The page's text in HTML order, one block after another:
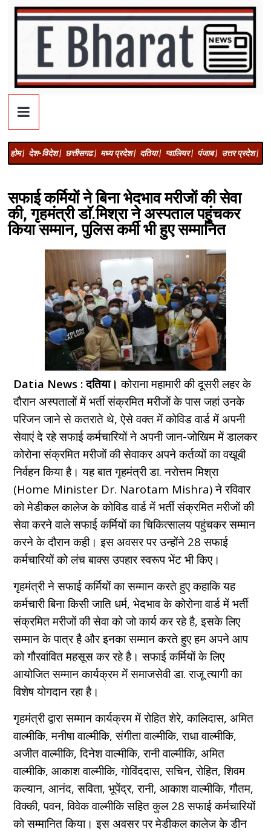
होम | देश-विदेश | छत्तीसगढ | मध्य प्रदेश | दतिया | ग्वालियर | पंजाब | उत्तर प्रदेश |
सफाई कर्मियों ने बिना भेदभाव मरीजों की सेवा
की, गृहमंत्री डाॅ.मिश्रा ने अस्पताल पहुंचकर
किया सम्मान, पुलिस कर्मी भी हुए सम्मानित
Datia News : दतिया। कोराना महामारी की दूसरी लहर के
दौरान अस्पतालों में भर्ती संक्रमित मरीजों के पास जहां उनके
परिजन जाने से कतराते थे, ऐसे वक्त में कोविड वार्ड में अपनी
सेवाएं दे रहे सफाई कर्मचारियों ने अपनी जान-जोखिम में डालकर
कोरोना संक्रमित मरीजों की सेवाकर अपने कर्तव्यों का वखूबी
निर्वहन किया है। यह बात गृहमंत्री डा. नरोत्तम मिश्रा
(Home Minister Dr. Narotam Mishra) ने रविवार
को मेडीकल कालेज के कोविड वार्ड में भर्ती संक्रमित मरीजों की
सेवा करने वाले सफाई कर्मियों का चिकित्सालय पहुंचकर सम्मान
करने के दौरान कही। इस अवसर पर उन्होंने 28 सफाई
कर्मचारियों को लंच बाक्स उपहार स्वरूप भेंट भी किए।
गृहमंत्री ने सफाई कर्मियों का सम्मान करते हुए कहाकि यह
कर्मचारी बिना किसी जाति धर्म, भेदभाव के कोरोना वार्ड में भर्ती
संक्रमित मरीजों की सेवा को जो कार्य कर रहे है, इसके लिए
सम्मान के पात्र है और इनका सम्मान करते हुए हम अपने आप
को गौरवांवित महसूस कर रहे है। सफाई कर्मियों के लिए
आयोजित सम्मान कार्यक्रम में समाजसेवी डा. राजू त्यागी का
विशेष योगदान रहा है।
गृहमंत्री द्वारा सम्मान कार्यक्रम में रोहित शेरे, कालिदास, अमित
वाल्मीकि, मनीषा वाल्मीकि, संगीता वाल्मीकि, राधा वाल्मीकि,
अजीत वाल्मीकि, दिनेश वाल्मीकि, रानी वाल्मीकि, अमित
वाल्मीकि, आकाश वाल्मीकि, गोविंददास, सचिन, रोहित, शिवम
कल्यान, आनंद, सविता, भूपेंद्र, रानी, आकाश वाल्मीकि, गौतम,
विक्की, पवन, विवेक वाल्मीकि सहित कुल 28 सफाई कर्मचारियों
को सम्मानित किया। इस अवसर पर मेडीकल कालेज के डीन